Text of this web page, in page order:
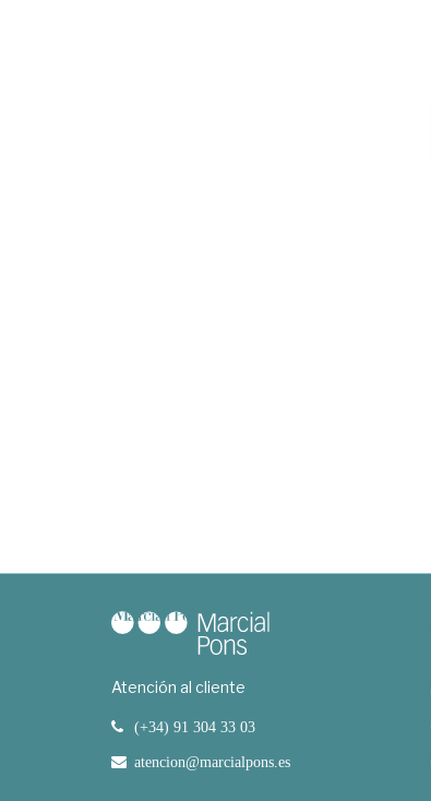
Atención al cliente
(+34) 91 304 33 03
atencion@marcialpons.es